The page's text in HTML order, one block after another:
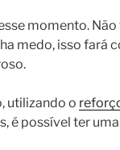
momento.
medo, isso fará
utilizando o
é possível ter uma